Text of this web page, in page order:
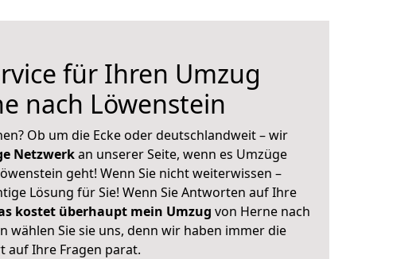
für Ihren Umzug
nach Löwenstein
Ob um die Ecke oder deutschlandweit – wir
Netzwerkan unserer Seite, wenn es Umzüge
geht! Wenn Sie nicht weiterwissen –
Lösung für Sie! Wenn Sie Antworten auf Ihre
kostet überhaupt mein Umzug von Herne nach
wählen Sie sie uns, denn wir haben immer die
auf Ihre Fragen parat.